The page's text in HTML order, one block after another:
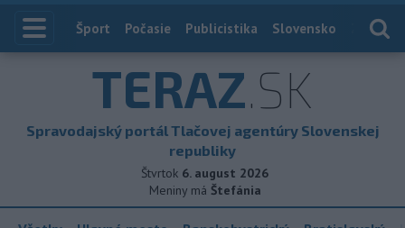
Index
Šport Počasie Publicistika Slovensko
TERAZ.SK
Spravodajský portál Tlačovej agentúry Slovenskej
republiky
Štvrtok 6. august 2026
Meniny má Štefánia